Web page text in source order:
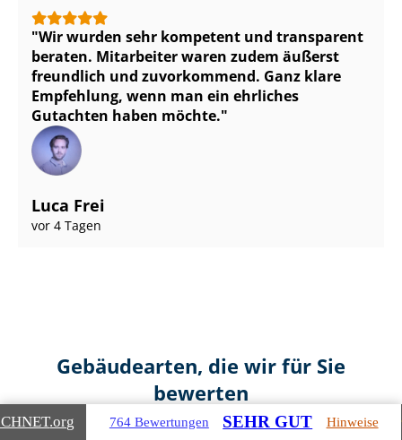
Wir wurden sehr kompetent und transparent
beraten. Mitarbeiter waren zudem äußerst
freundlich und zuvorkommend. Ganz klare
Empfehlung, wenn man ein ehrliches
Gutachten haben möchte.
Luca Frei
vor 4 Tagen
Gebäudearten, die wir für Sie
bewerten
.org 764 Bewertungen SEHR GUT Hinweise